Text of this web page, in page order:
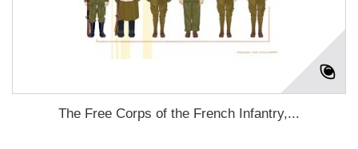
The Free Corps of the French Infantry,...